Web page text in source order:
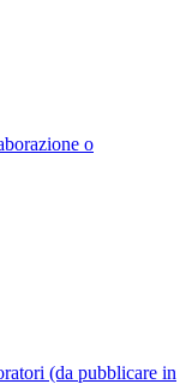
o
(da pubblicare in